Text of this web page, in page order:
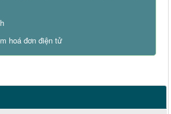
hoá đơn điện tử